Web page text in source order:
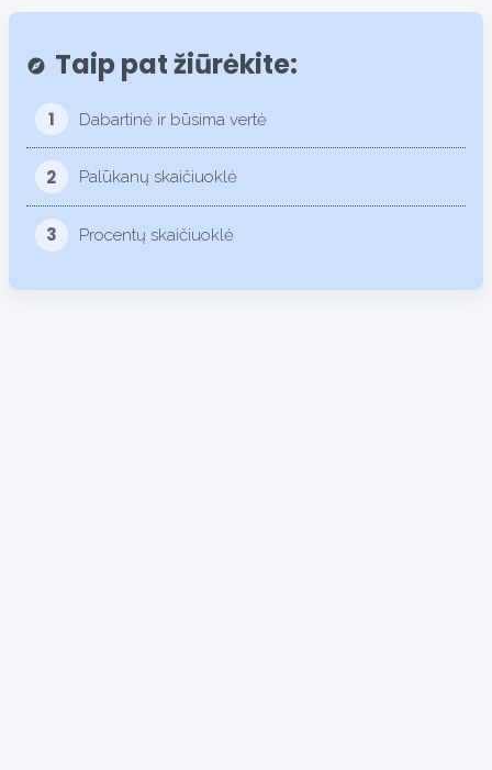
explore Taip pat žiūrėkite:
1 Dabartinė ir būsima vertė
2 Palūkanų skaičiuoklė
3 Procentų skaičiuoklė